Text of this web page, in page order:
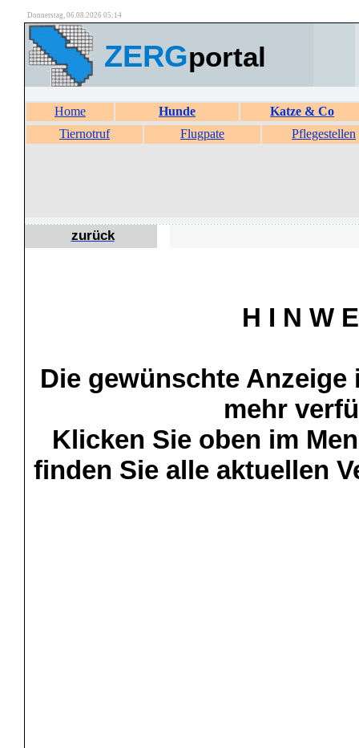
Donnerstag, 06.08.2026 05:14
ZERGportal
Home Hunde
Katze & Co
Tiernotruf
Flugpate Pflegestellen
zurück
H I N W
Die gewünschte
mehr
Klicken Sie oben im
finden Sie alle aktuellen